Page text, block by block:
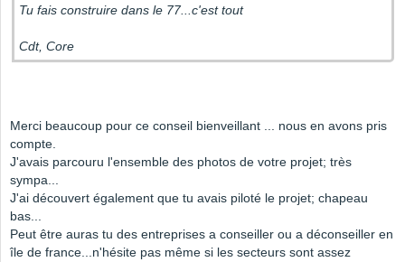
Tu fais construire dans le 77...c'est tout
Cdt, Core
Merci beaucoup pour ce conseil bienveillant ... nous en avons pris
compte.
J'avais parcouru l'ensemble des photos de votre projet; très
sympa...
J'ai découvert également que tu avais piloté le projet; chapeau
bas...
Peut être auras tu des entreprises a conseiller ou a déconseiller en
île de france...n'hésite pas même si les secteurs sont assez